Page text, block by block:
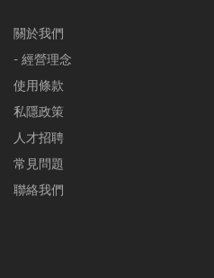
關於我們
- 經營理念
使用條款
私隱政策
人才招聘
常見問題
聯絡我們